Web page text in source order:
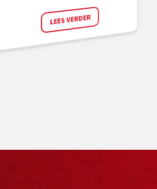
LEES VERDER